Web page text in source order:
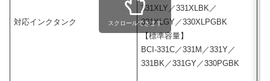
対応インクタンク
331XLY／331XLBK／
331XLGY／330XLPGBK
【標準容量】
BCI-331C／331M／331Y／
331BK／331GY／330PGBK
スクロールできます